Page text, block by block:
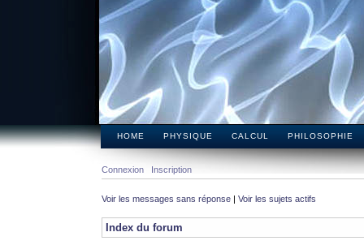
HOME PHYSIQUE CALCUL PHILOSOPHIE
Connexion Inscription
Voir les messages sans réponse | Voir les sujets actifs
Index du forum